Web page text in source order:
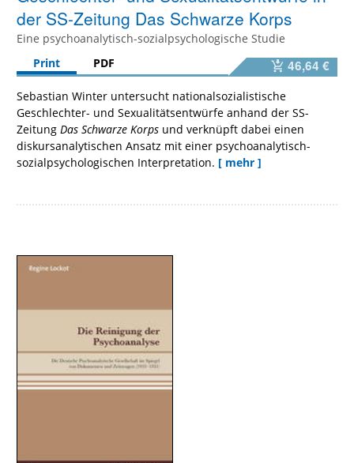
der SS-Zeitung Das Schwarze Korps
Eine psychoanalytisch-sozialpsychologische Studie
Print
PDF 46,64 €
Sebastian Winter untersucht nationalsozialistische
Geschlechter- und Sexualitätsentwürfe anhand der SS-
Zeitung Das Schwarze Korps und verknüpft dabei einen
diskursanalytischen Ansatz mit einer psychoanalytisch-
sozialpsychologischen Interpretation. [ mehr ]